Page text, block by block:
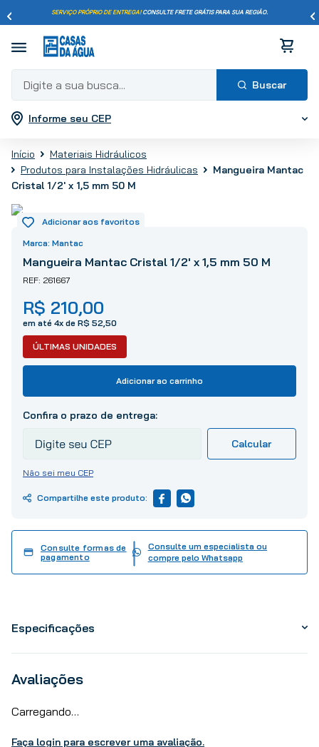
SERVIÇO PRÓPRIO DE ENTREGA!CONSULTE FRETE GRÁTIS PARA SUA REGIÃO.
Digite a sua busca...
Informe seu CEP
Materiais Hidráulicos
Produtos para Instalações Hidráulicas
Mangueira Mantac
Cristal 1/2' x 1,5 mm 50 M
Mantac
Mangueira Mantac Cristal 1/2' x 1,5 mm 50 M
261667
R$ 210,00
em até 4x de R$ 52 50
ÚLTIMAS UNIDADES
Adicionar ao carrinho
Não sei meu CEP
Consulte formas de
pagamento
Consulte um especialista ou
compre pelo Whatsapp
Especificações
Avaliações
Carregando…
Faça login para escrever uma avaliação.
Termos mais buscados
º
porcelanato
3º
piso
5
º
vaso sanitário
6º
chuveiro
7º
cimento
8º
torneira
9º
telha
10º tinta